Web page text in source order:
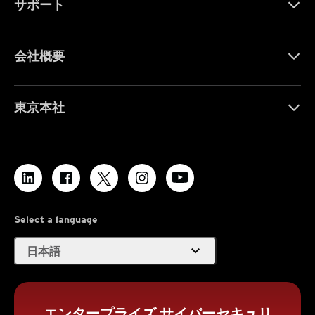
サポート
会社概要
東京本社
Select a language
日本語 expand_more